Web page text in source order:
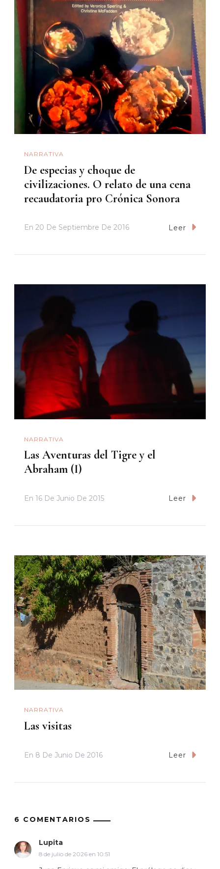
NARRATIVA
De especias y choque de
civilizaciones. O relato de una cena
recaudatoria pro Crónica Sonora
En 20 De Septiembre De 2016 Leer
NARRATIVA
Las Aventuras del Tigre y el
Abraham (I)
En 16 De Junio De 2015 Leer
NARRATIVA
Las visitas
En 8 De Junio De 2016 Leer
6 COMENTARIOS
Lupita
8 de julio de 2026 en 10:51